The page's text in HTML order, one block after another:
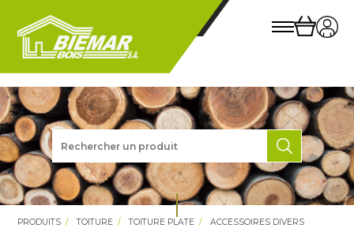
PRODUITS TOITURE TOITURE PLATE
ACCESSOIRES DIVERS